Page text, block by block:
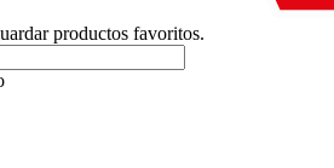
productos favoritos.